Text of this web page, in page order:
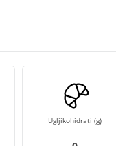
Ugljikohidrati (g)